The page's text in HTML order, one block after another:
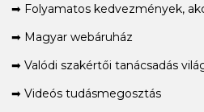
➡ Folyamatos kedvezmények,
➡ Magyar webáruház
➡ Valódi szakértői tanácsadás
➡ Videós tudásmegosztás